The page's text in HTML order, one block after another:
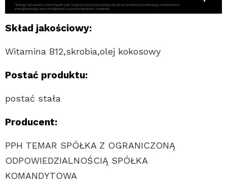
Skład jakościowy:
Witamina B12,skrobia,olej kokosowy
Postać produktu:
postać stała
Producent:
PPH TEMAR SPÓŁKA Z OGRANICZONĄ
ODPOWIEDZIALNOŚCIĄ SPÓŁKA
KOMANDYTOWA